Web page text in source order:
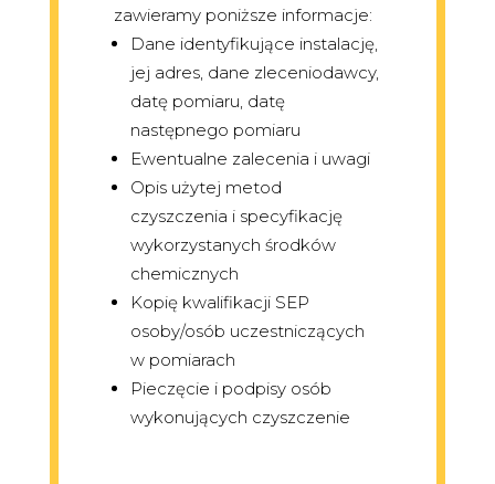
zawieramy poniższe informacje:
Dane identyfikujące instalację,
jej adres, dane zleceniodawcy,
datę pomiaru, datę
następnego pomiaru
Ewentualne zalecenia i uwagi
Opis użytej metod
czyszczenia i specyfikację
wykorzystanych środków
chemicznych
Kopię kwalifikacji SEP
osoby/osób uczestniczących
w pomiarach
Pieczęcie i podpisy osób
wykonujących czyszczenie